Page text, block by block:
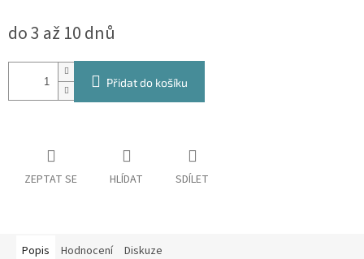
cena:
do 3 až 10 dnů
Přidat do košíku
ZEPTAT SE HLÍDAT SDÍLET
Popis Hodnocení Diskuze